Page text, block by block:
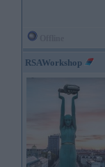
RSAWorkshop